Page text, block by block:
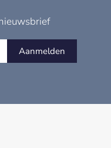
Aanmelden